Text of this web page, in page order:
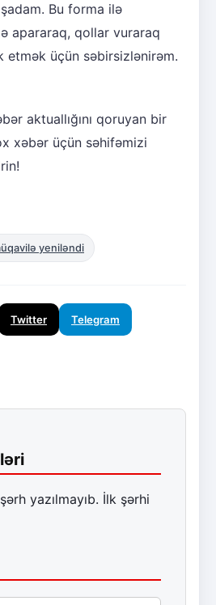
Bu forma ilə
apararaq, qollar vuraraq
etmək üçün səbirsizlənirəm.
aktuallığını qoruyan bir
xəbər üçün səhifəmizi
yeniləndi
Twitter Telegram
yazılmayıb. İlk şərhi